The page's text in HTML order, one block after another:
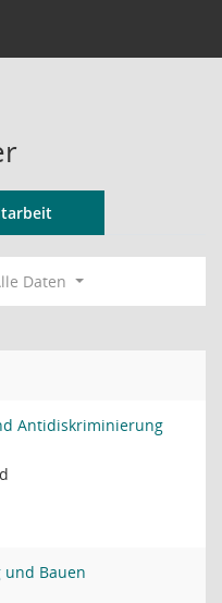
Daten
Antidiskriminierung
Bauen